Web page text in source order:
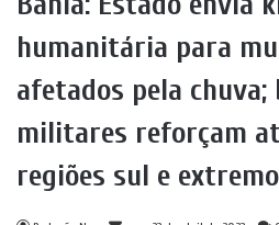
humanitária para
afetados pela chuva;
militares reforçam
regiões sul e